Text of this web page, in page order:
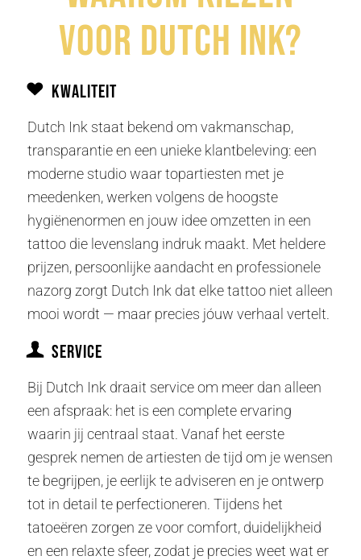
voor Dutch Ink?
Kwaliteit
Dutch Ink staat bekend om vakmanschap,
transparantie en een unieke klantbeleving: een
moderne studio waar topartiesten met je
meedenken, werken volgens de hoogste
hygiënenormen en jouw idee omzetten in een
tattoo die levenslang indruk maakt. Met heldere
prijzen, persoonlijke aandacht en professionele
nazorg zorgt Dutch Ink dat elke tattoo niet alleen
mooi wordt — maar precies jóuw verhaal vertelt.
Service
Bij Dutch Ink draait service om meer dan alleen
een afspraak: het is een complete ervaring
waarin jij centraal staat. Vanaf het eerste
gesprek nemen de artiesten de tijd om je wensen
te begrijpen, je eerlijk te adviseren en je ontwerp
tot in detail te perfectioneren. Tijdens het
tatoeëren zorgen ze voor comfort, duidelijkheid
en een relaxte sfeer, zodat je precies weet wat er